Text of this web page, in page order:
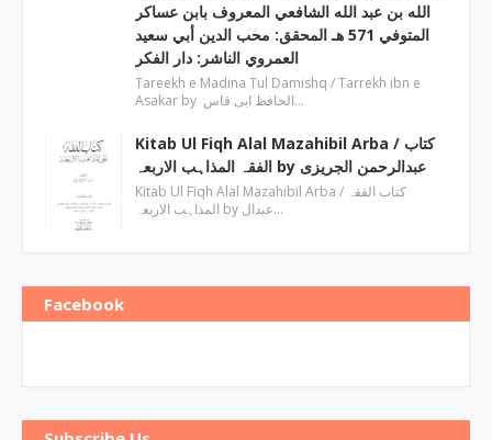
الله بن عبد الله الشافعي المعروف بابن عساكر
المتوفي 571 هـ المحقق: محب الدين أبي سعيد
العمروي الناشر: دار الفكر
Tareekh e Madina Tul Damishq / Tarrekh ibn e
Asakar by الحافظ ابی قاس…
Kitab Ul Fiqh Alal Mazahibil Arba / کتاب
الفقہ المذاہب الاربعہ by عبدالرحمن الجریزی
Kitab Ul Fiqh Alal Mazahibil Arba / کتاب الفقہ
المذاہب الاربعہ by عبدال…
Facebook